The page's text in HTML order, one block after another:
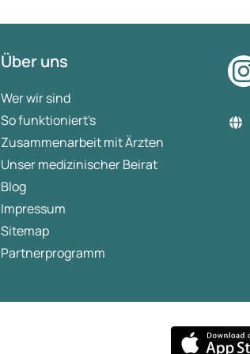
Über uns
Wer wir sind
So funktioniert's
Zusammenarbeit mit Ärzten
Unser medizinischer Beirat
Blog
Impressum
Sitemap
Partnerprogramm